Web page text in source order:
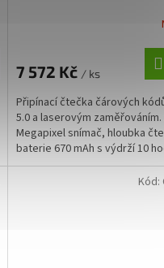
7 572 Kč / ks
Připínací čtečka čárových
5.0 a laserovým zaměřováním.
Megapixel snímač, hloubka
baterie 670 mAh s výdrží 10
odolnost proti pádu...
Kód: